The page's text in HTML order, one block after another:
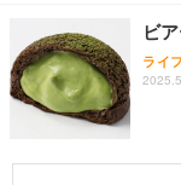
ビ
ライフ